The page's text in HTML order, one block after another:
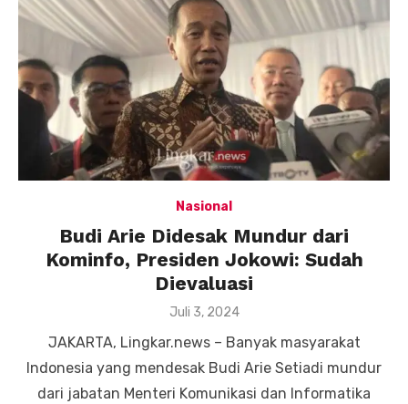
Nasional
Budi Arie Didesak Mundur dari
Kominfo, Presiden Jokowi: Sudah
Dievaluasi
Posted
Juli 3, 2024
JAKARTA, Lingkar.news – Banyak masyarakat
Indonesia yang mendesak Budi Arie Setiadi mundur
dari jabatan Menteri Komunikasi dan Informatika